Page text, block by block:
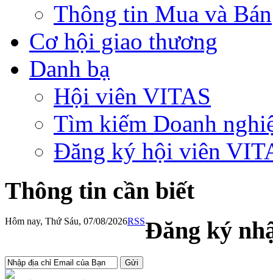
Thông tin Mua và Bán
Cơ hội giao thương
Danh bạ
Hội viên VITAS
Tìm kiếm Doanh
Đăng ký hội viên
Thông tin cần biết
Hôm nay, Thứ Sáu, 07/08/2026RSSĐăng ký